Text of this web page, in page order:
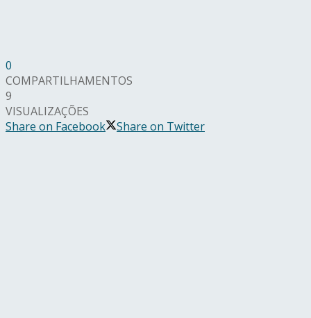
0
COMPARTILHAMENTOS
9
VISUALIZAÇÕES
Share on Facebook
Share on Twitter